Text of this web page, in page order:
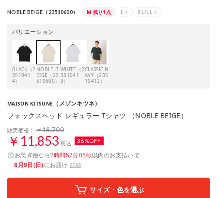
NOBLE BEIGE（23510600） M 残り1点 L × XL/LL ×
バリエーション
BLACK（2
351041
4）
NOBLE B
EIGE（23
510600）
WHITE（2
351041
3）
CLASSIC N
AVY（235
10412）
MAISON KITSUNE （メゾンキツネ）
フォックスヘッド レギュラー Tシャツ （NOBLE BEIGE）
販売価格： ￥18,700
￥11,853 税込 36%OFF
お急ぎ便なら7時間57分04秒以内のお支払いで
8月9日(日)にお届け 詳細
サイズ・色を選ぶ